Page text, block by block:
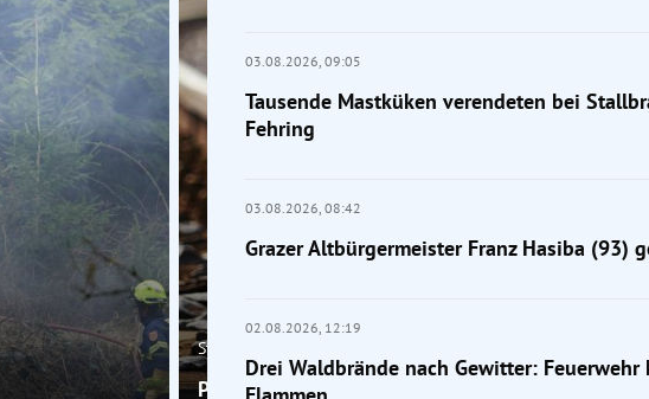
Steiermark
Pkw von Zug erfasst: Frau bei Bahnunfall bei Graz
03.08.2026, 09:05
Tausende Mastküken verendeten bei
Fehring
03.08.2026, 08:42
Grazer Altbürgermeister Franz Hasiba (93)
02.08.2026, 12:19
Drei Waldbrände nach Gewitter: Feuerwehr